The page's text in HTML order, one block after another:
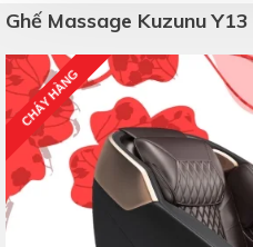
Ghế Massage Kuzunu Y13
CHÁY HÀNG